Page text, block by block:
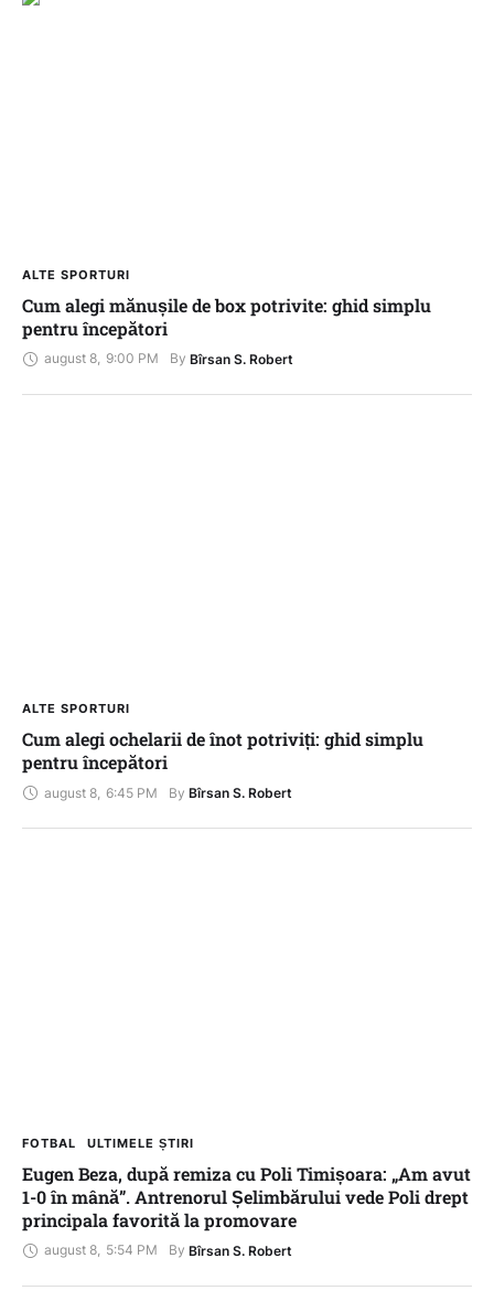
ALTE SPORTURI
Cum alegi mănușile de box potrivite: ghid simplu
pentru începători
august 8, 9:00 PM By Bîrsan S. Robert
ALTE SPORTURI
Cum alegi ochelarii de înot potriviți: ghid simplu
pentru începători
august 8 6:45 PM By Bîrsan S. Robert
FOTBAL ULTIMELE ȘTIRI
Eugen Beza, după remiza cu Poli Timișoara: „Am avut
1-0 în mână”. Antrenorul Șelimbărului vede Poli drept
principala favorită la promovare
august 8, 5:54 PM By Bîrsan S. Robert